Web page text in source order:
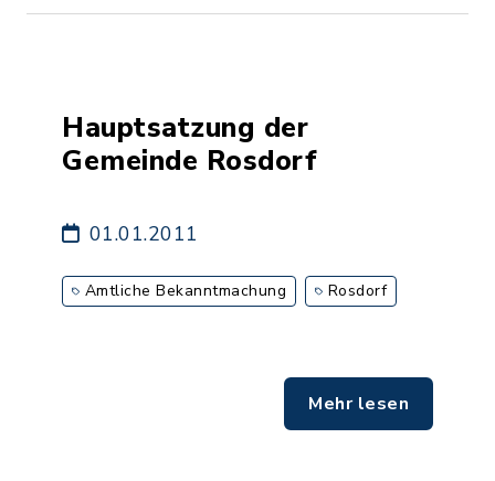
Hauptsatzung der
Gemeinde Rosdorf
01.01.2011
Amtliche Bekanntmachung Rosdorf
Mehr lesen